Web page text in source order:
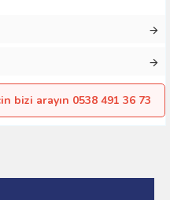
bizi arayın 0538 491 36 73